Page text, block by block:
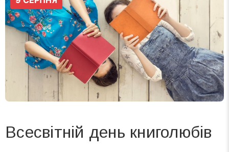
Всесвітній день книголюбів